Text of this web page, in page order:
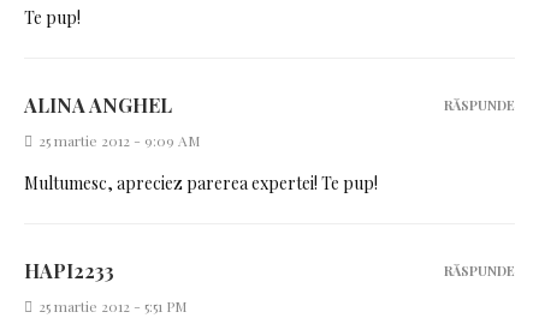
Te pup!
ALINA ANGHEL
25 martie 2012 - 9:09 AM
Multumesc, apreciez parerea expertei! Te pup!
RĂSPUNDE
HAPI2233
25 martie 2012 - 5:51 PM
RĂSPUNDE